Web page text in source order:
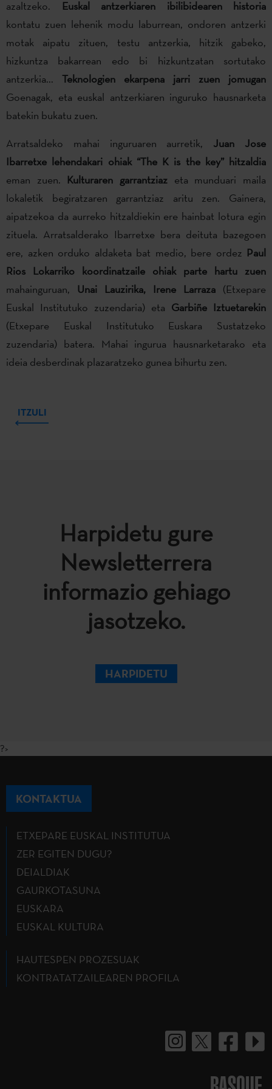
azaltzeko.
Euskal antzerkiaren ibilibidearen historia
kontatu zuen lehenik modu laburrean, ondoren antzerki
motak aipatu zituen, testu antzerkia, hitzik gabeko,
hizkuntza bakarrean edo bi hizkuntzatan sortutako
antzerkia... Teknologien ekarpena jarri zuen jomugan
Goenagak, eta euskal antzerkiaren inguruko hausnarketa
batekin bukatu zuen.
Arratsaldeko mahai inguruaren aurretik, Juan Jose
Ibarretxe lehendakari ohiak “The K is the key” hitzaldia
eman zuen. Kulturaren garrantziaz eta munduari maila
lokaletik begiratzaren garrantziaz aritu zen. Gainera,
aipatzekoa da aurreko hitzaldiekin ere hainbat lotura egin
zituela. Arratsalderako Ibarretxe bera deituta bazegoen
ere, azken orduko aldaketa bat medio, bere ordez Paul
Rios Lokarriko koordinatzaile ohiak parte hartu zuen
mahainguruan, Unai Lauzirika, Irene Larraza (Etxepare
Euskal Institutuko zuzendaria) eta Garbiñe Iztuetarekin
(Etxepare Euskal Institutuko Euskara Sustatzeko
zuzendaria) batera. Mahai ingurua hausnarketarako eta
ideia desberdinak plazaratzeko gunea bihurtu zen.
ITZULI
Harpidetu gure
Newsletterrera
informazio gehiago
jasotzeko.
HARPIDETU
?>
KONTAKTUA
ETXEPARE EUSKAL INSTITUTUA
ZER EGITEN DUGU?
DEIALDIAK
GAURKOTASUNA
EUSKARA
EUSKAL KULTURA
HAUTESPEN PROZESUAK
KONTRATATZAILEAREN PROFILA